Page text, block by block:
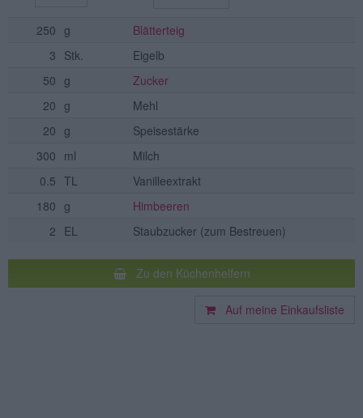
250 g
Blätterteig
3 Stk.
Eigelb
50 g
Zucker
20 g
Mehl
20 g
Speisestärke
300 ml
Milch
0.5 TL
Vanilleextrakt
180 g
Himbeeren
2 EL Staubzucker (zum Bestreuen)
Zu den Küchenhelfern
Auf meine Einkaufsliste